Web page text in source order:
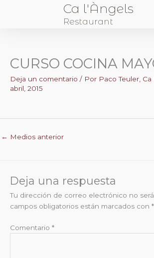
Ca l'Àngels
Restaurant
CURSO COCINA
Deja un comentario / Por Paco Teuler,
abril, 2015
← Medios anterior
Deja una respuesta
Tu dirección de correo electrónico no
campos obligatorios están marcados con *
Comentario *